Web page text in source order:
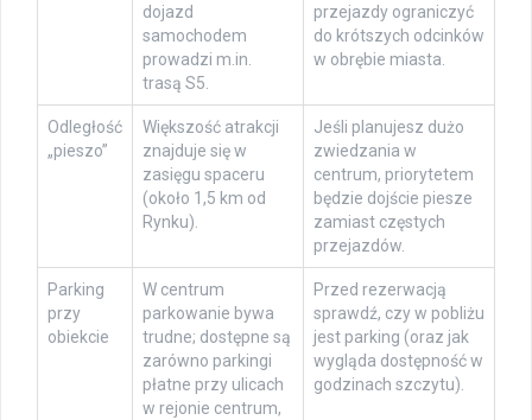
dojazd
samochodem
prowadzi m.in.
trasą S5.
przejazdy ograniczyć
do krótszych odcinków
w obrębie miasta.
Odległość
„pieszo”
Większość atrakcji
znajduje się w
zasięgu spaceru
(około 1,5 km od
Rynku).
Jeśli planujesz dużo
zwiedzania w
centrum, priorytetem
będzie dojście piesze
zamiast częstych
przejazdów.
Parking
przy
obiekcie
W centrum
parkowanie bywa
trudne; dostępne są
zarówno parkingi
płatne przy ulicach
w rejonie centrum,
Przed rezerwacją
sprawdź, czy w pobliżu
jest parking (oraz jak
wygląda dostępność w
godzinach szczytu).